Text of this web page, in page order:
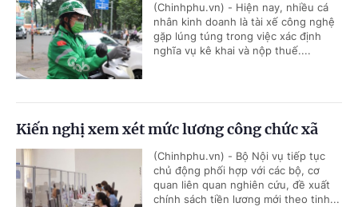
(Chinhphu.vn) - Hiện nay, nhiều cá
nhân kinh doanh là tài xế công nghệ
gặp lúng túng trong việc xác định
nghĩa vụ kê khai và nộp thuế....
Kiến nghị xem xét mức lương công chức xã
(Chinhphu.vn) - Bộ Nội vụ tiếp tục
chủ động phối hợp với các bộ, cơ
quan liên quan nghiên cứu, đề xuất
chính sách tiền lương mới theo tinh...